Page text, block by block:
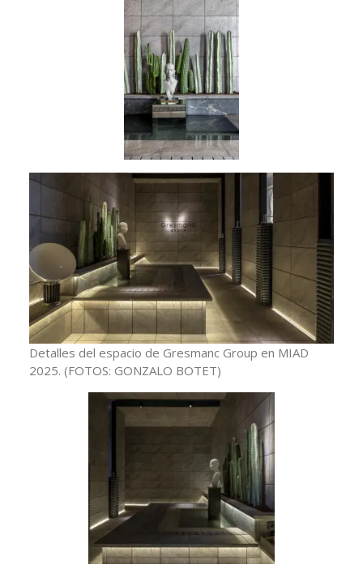
Detalles del espacio de Gresmanc Group en MIAD
2025. (FOTOS: GONZALO BOTET)